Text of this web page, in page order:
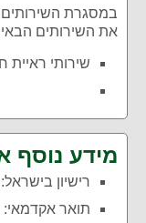
במסגרת השירותים
את השירותים
שירותי ראיית
מידע נוסף
רישיון בישראל:
תואר אקדמאי: